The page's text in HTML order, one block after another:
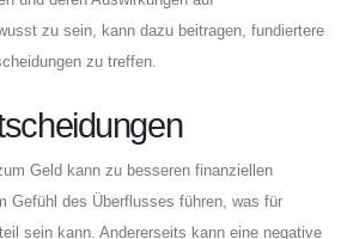
zu sein, kann dazu beitragen, fundiertere
zu treffen.
Geld kann zu besseren finanziellen
Gefühl des Überflusses führen, was für
sein kann. Andererseits kann eine negative